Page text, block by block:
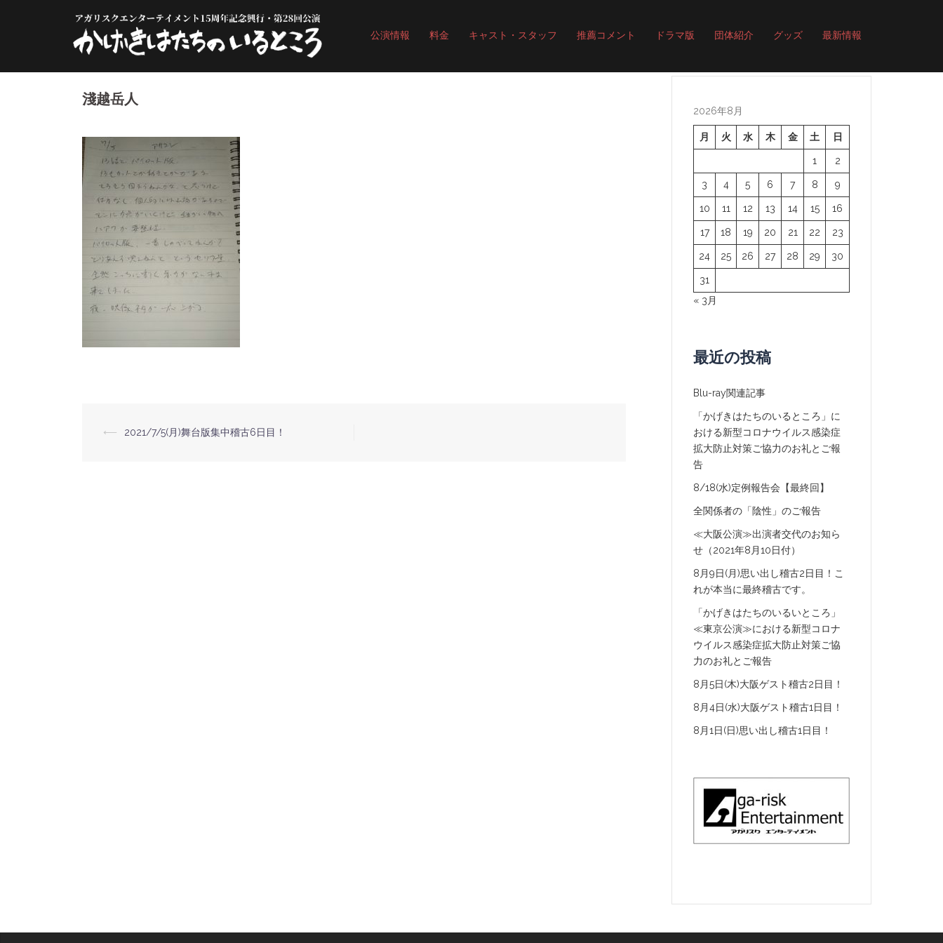
ツ
公演情報 料金 キャスト・スタッフ 推薦コメント ドラマ版 団体紹介 グッズ 最新情報
淺越岳人
投
⟵ 2021/7/5(月)舞台版集中稽古6日目！
2026年8月
月 火 水 木 金 土 日
1 2
3 4 5 6 7 8 9
10 11 12 13 14 15 16
17 18 19 20 21 22 23
24 25 26 27 28 29 30
31
« 3月
最近の投稿
Blu-ray関連記事
「かげきはたちのいるところ」に
おける新型コロナウイルス感染症
拡大防止対策ご協力のお礼とご報
告
8/18(水)定例報告会【最終回】
全関係者の「陰性」のご報告
≪大阪公演≫出演者交代のお知ら
せ（2021年8月10日付）
8月9日(月)思い出し稽古2日目！こ
れが本当に最終稽古です。
「かげきはたちのいるいところ」
≪東京公演≫における新型コロナ
ウイルス感染症拡大防止対策ご協
力のお礼とご報告
8月5日(木)大阪ゲスト稽古2日目！
8月4日(水)大阪ゲスト稽古1日目！
8月1日(日)思い出し稽古1日目！